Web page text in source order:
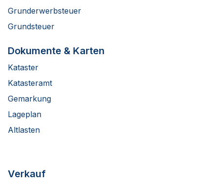
Grunderwerbsteuer
Grundsteuer
Dokumente & Karten
Kataster
Katasteramt
Gemarkung
Lageplan
Altlasten
Verkauf